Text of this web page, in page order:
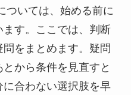
ついては、始める前に
す。ここでは、判断
をまとめます。疑問
から条件を見直すと
合わない選択肢を早